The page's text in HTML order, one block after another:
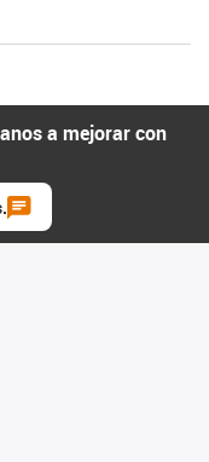
a mejorar con